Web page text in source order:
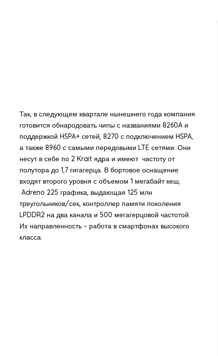
Так, в следующем квартале нынешнего года компания
готовится обнародовать чипы с названиями 8260A и
поддержкой HSPA+ сетей, 8270 с подключением HSPA,
а также 8960 с самыми передовыми LTE сетями. Они
несут в себе по 2 Krait ядра и имеют частоту от
полутора до 1,7 гигагерца. В бортовое оснащение
входят второго уровня с объемом 1 мегабайт кеш,
Adreno 225 графика, выдающая 125 млн
треугольников/сек, контроллер памяти поколения
LPDDR2 на два канала и 500 мегагерцовой частотой.
Их направленность – работа в смартфонах высокого
класса.